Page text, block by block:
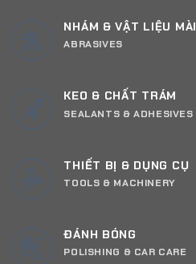
NHÁM & VẬT LIỆU MÀI
ABRASIVES
KEO & CHẤT TRÁM
SEALANTS & ADHESIVES
THIẾT BỊ & DỤNG CỤ
TOOLS & MACHINERY
ĐÁNH BÓNG
POLISHING & CAR CARE